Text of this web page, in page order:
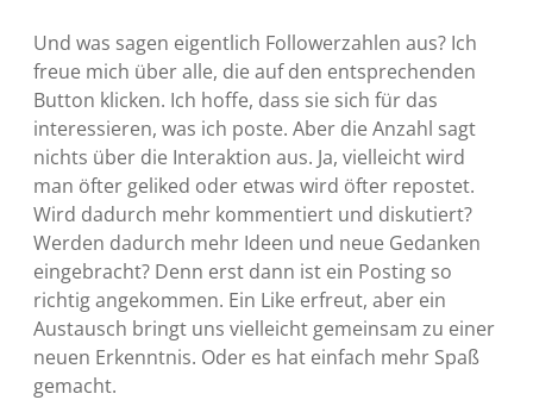
Und was sagen eigentlich Followerzahlen aus? Ich
freue mich über alle, die auf den entsprechenden
Button klicken. Ich hoffe, dass sie sich für das
interessieren, was ich poste. Aber die Anzahl sagt
nichts über die Interaktion aus. Ja, vielleicht wird
man öfter geliked oder etwas wird öfter repostet.
Wird dadurch mehr kommentiert und diskutiert?
Werden dadurch mehr Ideen und neue Gedanken
eingebracht? Denn erst dann ist ein Posting so
richtig angekommen. Ein Like erfreut, aber ein
Austausch bringt uns vielleicht gemeinsam zu einer
neuen Erkenntnis. Oder es hat einfach mehr Spaß
gemacht.